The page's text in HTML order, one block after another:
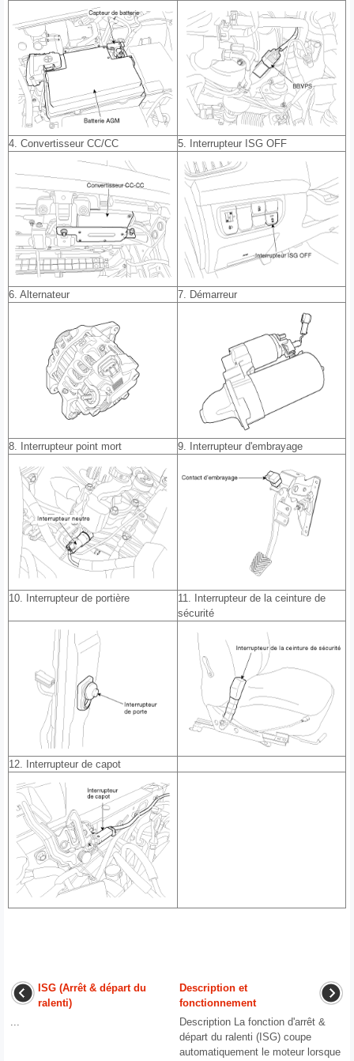
4. Convertisseur CC/CC 5. Interrupteur ISG OFF
6. Alternateur 7. Démarreur
8. Interrupteur point mort 9. Interrupteur d'embrayage
10. Interrupteur de portière
11. Interrupteur de la ceinture de
sécurité
12. Interrupteur de capot
ISG (Arrêt & départ du
ralenti)
...
Description et
fonctionnement
Description La fonction d'arrêt &
départ du ralenti (ISG) coupe
automatiquement le moteur lorsque